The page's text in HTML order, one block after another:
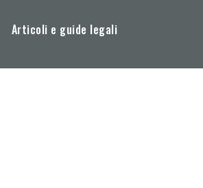
Articoli e guide legali